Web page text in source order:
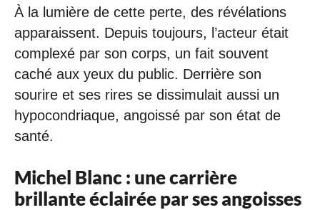
À la lumière de cette perte, des révélations
apparaissent. Depuis toujours, l’acteur était
complexé par son corps, un fait souvent
caché aux yeux du public. Derrière son
sourire et ses rires se dissimulait aussi un
hypocondriaque, angoissé par son état de
santé.
Michel Blanc : une carrière
brillante éclairée par ses angoisses